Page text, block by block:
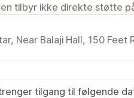
tilbyr ikke direkte støtte
Near Balaji Hall, 150 Feet
tilgang til følgende